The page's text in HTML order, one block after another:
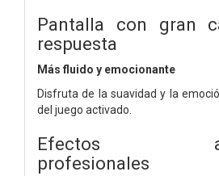
Pantalla con gran
respuesta
Más fluido y emocionante
Disfruta de la suavidad y la
del juego activado.
Efectos
profesionales